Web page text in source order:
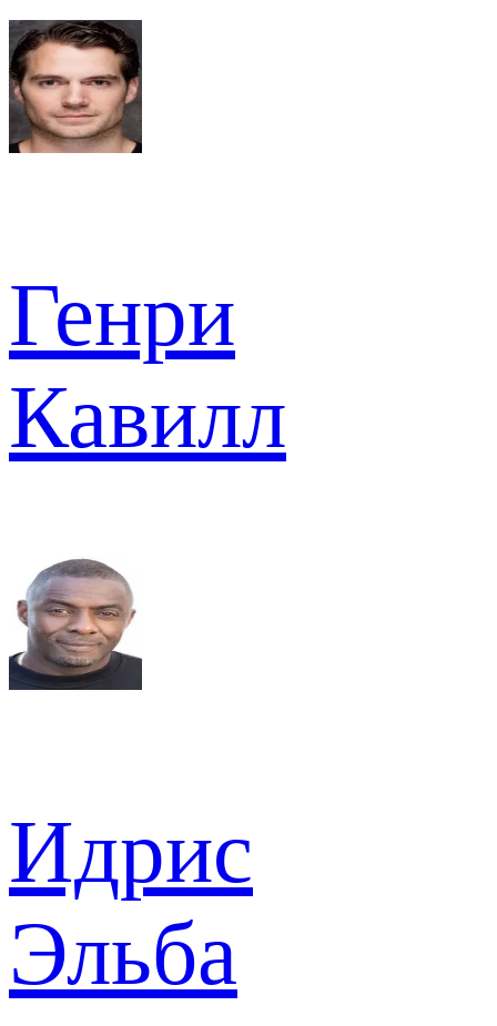
Генри
Кавилл
Идрис
Эльба